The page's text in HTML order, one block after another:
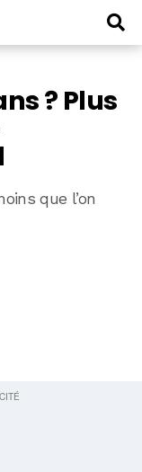
? Plus
que l’on